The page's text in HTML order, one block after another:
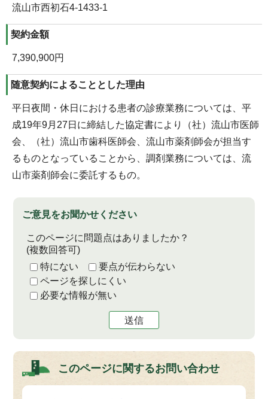
流山市西初石4-1433-1
契約金額
7,390,900円
随意契約によることとした理由
平日夜間・休日における患者の診療業務については、平
成19年9月27日に締結した協定書により（社）流山市医師
会、（社）流山市歯科医師会、流山市薬剤師会が担当す
るものとなっていることから、調剤業務については、流
山市薬剤師会に委託するもの。
ご意見をお聞かせください
このページに問題点はありましたか？
(複数回答可)
特にない
要点が伝わらない
ページを探しにくい
必要な情報が無い
送信
このページに関するお問い合わせ